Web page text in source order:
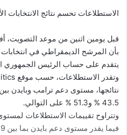
الاستطلاعات تحسم نتائج الانتخابات
قبل يومين اثنين من موعد التصويت،
بأن المرشح الديمقراطي في انتخابات
يتقدم على حساب الرئيس الجمهوري
نتائجها، مستوى دعم ترامب وبايدن
43.5 % و51.3 % على التوالي.
فيما يقدر مستوى دعم بايدن بما بين 49 و54% .